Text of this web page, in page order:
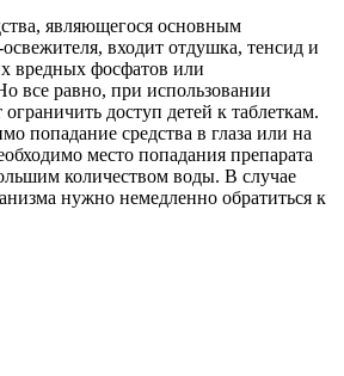
являющегося основным
входит отдушка, тенсид и
вредных фосфатов или
все равно, при использовании
доступ детей к таблеткам.
попадание средства в глаза или на
место попадания препарата
количеством воды. В случае
нужно немедленно обратиться к